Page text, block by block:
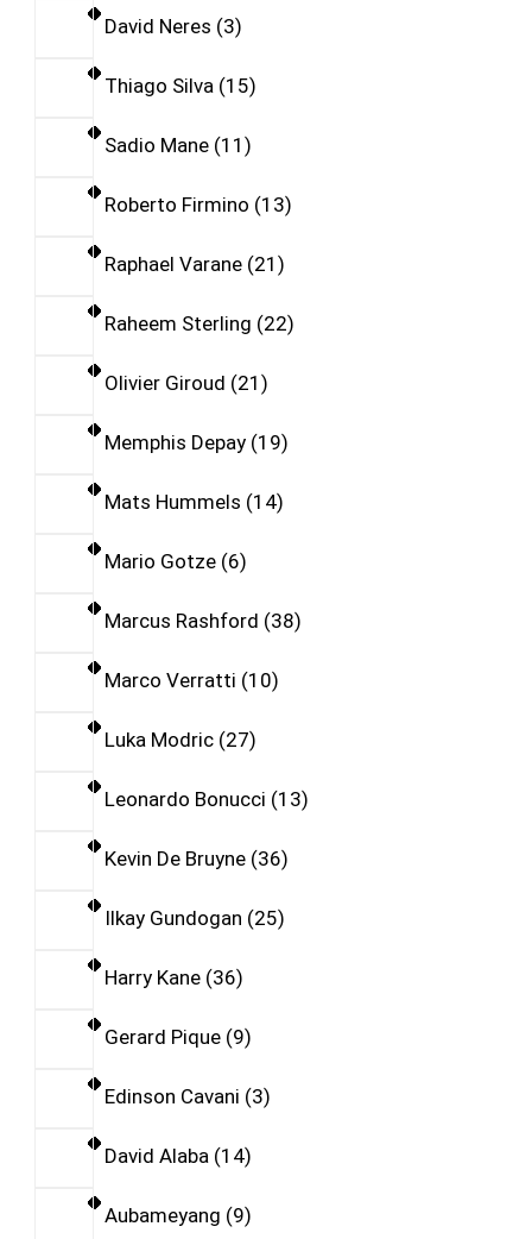
David Neres 3
Thiago Silva 15
Sadio Mane 11
Roberto Firmino 13
Raphael Varane 21
Raheem Sterling 22
Olivier Giroud 21
Memphis Depay 19
Mats Hummels 14
Mario Gotze 6
Marcus Rashford 38
Marco Verratti 10
Luka Modric 27
Leonardo Bonucci 13
Kevin De Bruyne 36
Ilkay Gundogan 25
Harry Kane 36
Gerard Pique 9
Edinson Cavani 3
David Alaba 14
Aubameyang 9